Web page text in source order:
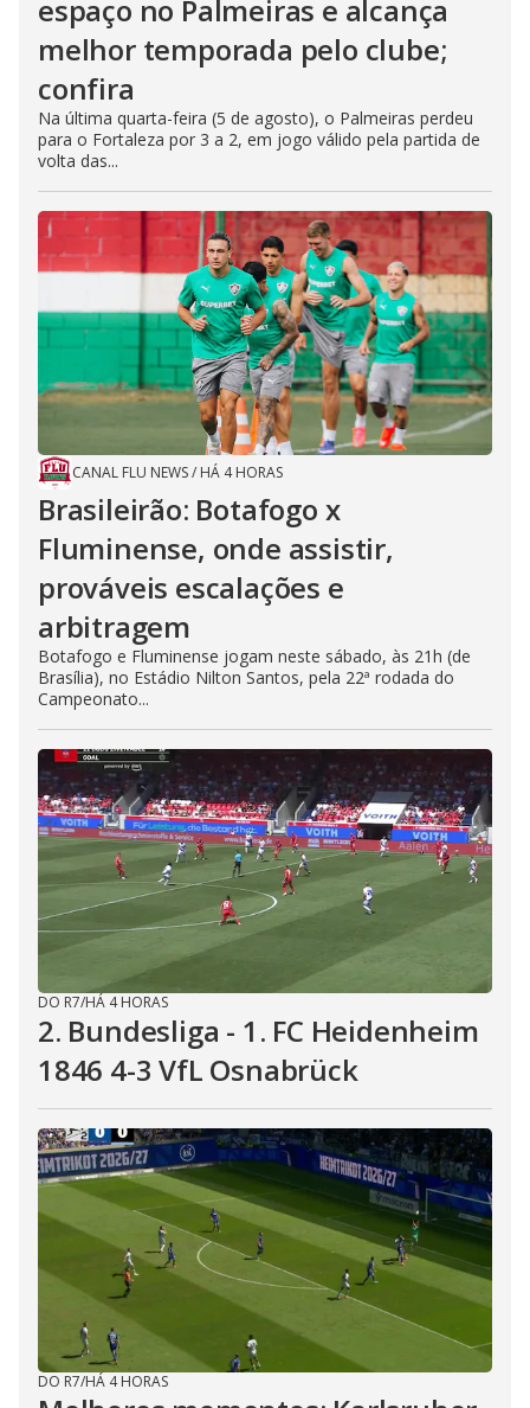
espaço no Palmeiras e alcança
melhor temporada pelo clube;
confira
Na última quarta-feira (5 de agosto), o Palmeiras perdeu
para o Fortaleza por 3 a 2, em jogo válido pela partida de
volta das...
CANAL FLU NEWS/ HÁ 4 HORAS
Brasileirão: Botafogo x
Fluminense, onde assistir,
prováveis escalações e
arbitragem
Botafogo e Fluminense jogam neste sábado, às 21h (de
Brasília), no Estádio Nilton Santos, pela 22ª rodada do
Campeonato...
DO R7/HÁ 4 HORAS
2. Bundesliga - 1. FC Heidenheim
1846 4-3 VfL Osnabrück
DO R7/HÁ 4 HORAS